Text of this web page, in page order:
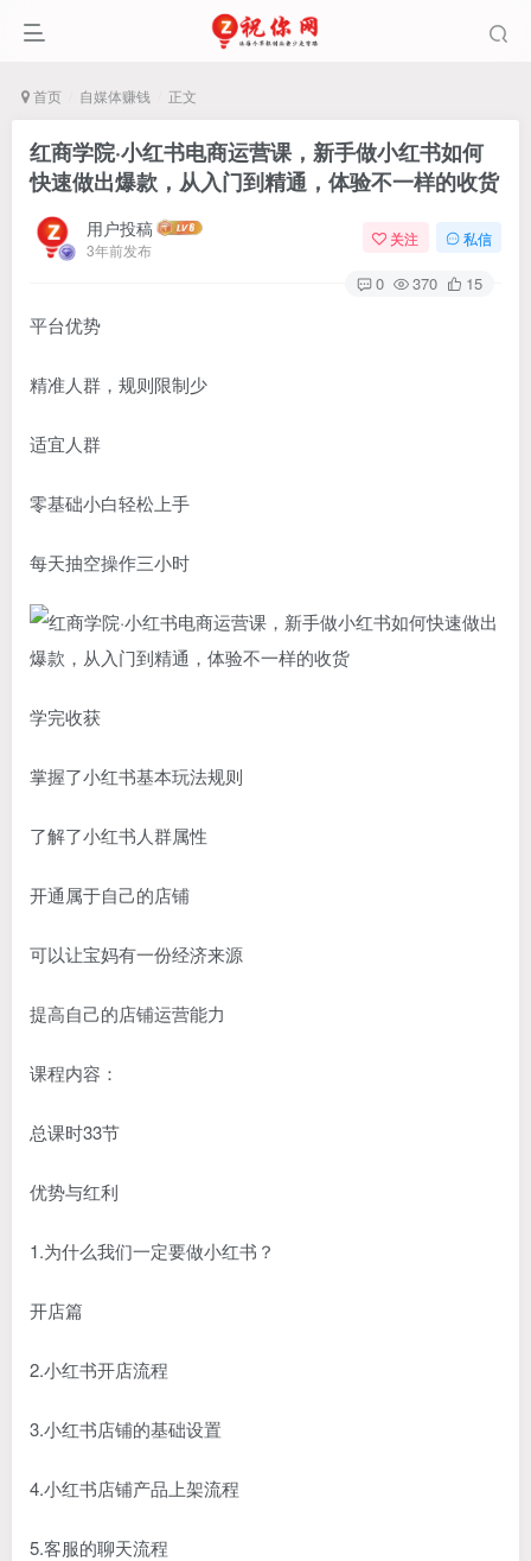
首页 自媒体赚钱 正文
红商学院·小红书电商运营课，​新手做小红书如何
快速做出爆款，从入门到精通，体验不一样的收货
用户投稿
3年前发布
关注 私信
0 370 15
平台优势
精准人群，规则限制少
适宜人群
零基础小白轻松上手
每天抽空操作三小时
学完收获
掌握了小红书基本玩法规则
了解了小红书人群属性
开通属于自己的店铺
可以让宝妈有一份经济来源
提高自己的店铺运营能力
课程内容：
总课时33节
优势与红利
1.为什么我们一定要做小红书？
开店篇
2.小红书开店流程
3.小红书店铺的基础设置
4.小红书店铺产品上架流程
5.客服的聊天流程